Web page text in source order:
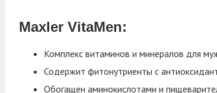
Maxler VitaMen:
Комплекс витаминов и минералов для
Содержит фитонутриенты с
Обогащен аминокислотами и